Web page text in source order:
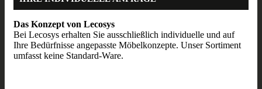
Das Konzept von Lecosys
Bei Lecosys erhalten Sie ausschließlich individuelle und auf
Ihre Bedürfnisse angepasste Möbelkonzepte. Unser Sortiment
umfasst keine Standard-Ware.